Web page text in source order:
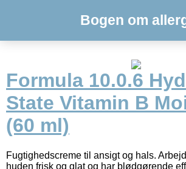
Bogen om
Formula 10.0.6
State Vitamin B
(60 ml)
Fugtighedscreme til ansigt og hals.
huden frisk og glat og har blødgørende